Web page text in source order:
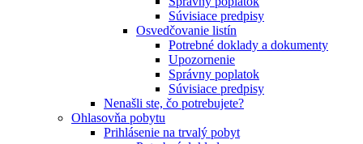
Súvisiace predpisy
Osvedčovanie listín
Potrebné doklady a dokumenty
Upozornenie
Správny poplatok
Súvisiace predpisy
Nenašli ste, čo potrebujete?
Ohlasovňa pobytu
Prihlásenie na trvalý pobyt